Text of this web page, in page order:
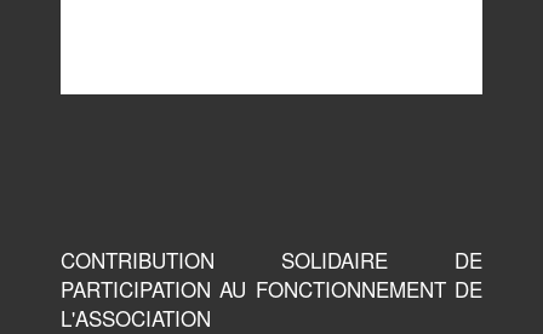
CONTRIBUTION SOLIDAIRE DE
PARTICIPATION AU FONCTIONNEMENT DE
L'ASSOCIATION